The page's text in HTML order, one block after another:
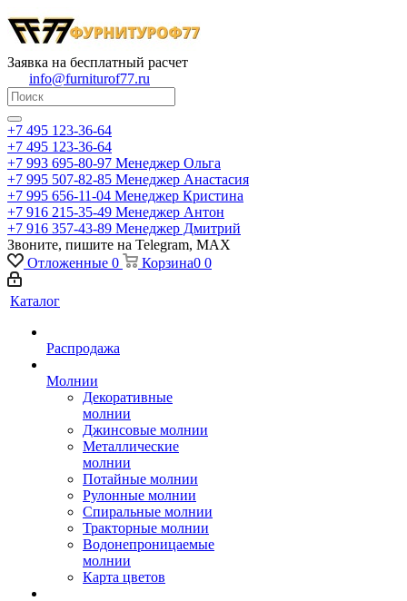
Заявка на бесплатный расчет
info@furniturof77.ru
+7 495 123-36-64
+7 495 123-36-64
+7 993 695-80-97 Менеджер Ольга
+7 995 507-82-85 Менеджер Анастасия
+7 995 656-11-04 Менеджер Кристина
+7 916 215-35-49 Менеджер Антон
+7 916 357-43-89 Менеджер Дмитрий
Звоните, пишите на Telegram, MAX
Отложенные 0 Корзина0 0
Каталог
Распродажа
Молнии
Декоративные
молнии
Джинсовые молнии
Металлические
молнии
Потайные молнии
Рулонные молнии
Спиральные молнии
Тракторные молнии
Водонепроницаемые
молнии
Карта цветов